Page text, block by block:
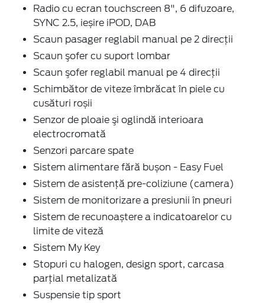
Radio cu ecran touchscreen 8", 6 difuzoare,
SYNC 2.5, ieșire iPOD, DAB
Scaun pasager reglabil manual pe 2 direcţii
Scaun şofer cu suport lombar
Scaun şofer reglabil manual pe 4 direcţii
Schimbător de viteze îmbrăcat în piele cu
cusături roșii
Senzor de ploaie şi oglindă interioara
electrocromată
Senzori parcare spate
Sistem alimentare fără bușon - Easy Fuel
Sistem de asistenţă pre-coliziune (camera)
Sistem de monitorizare a presiunii în pneuri
Sistem de recunoaștere a indicatoarelor cu
limite de viteză
Sistem My Key
Stopuri cu halogen, design sport, carcasa
parţial metalizată
Suspensie tip sport